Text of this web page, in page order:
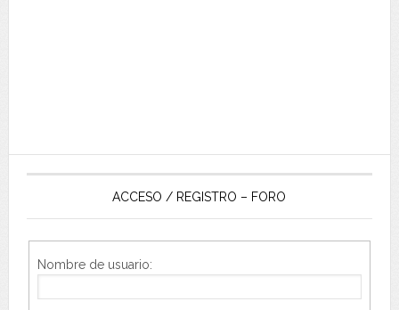
ACCESO / REGISTRO – FORO
Nombre de usuario: